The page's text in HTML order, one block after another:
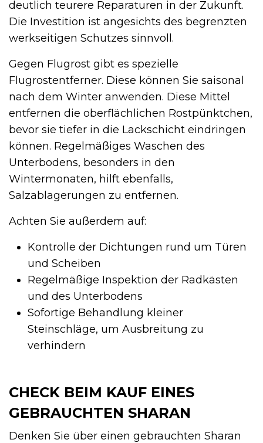
deutlich teurere Reparaturen in der Zukunft.
Die Investition ist angesichts des begrenzten
werkseitigen Schutzes sinnvoll.
Gegen Flugrost gibt es spezielle
Flugrostentferner. Diese können Sie saisonal
nach dem Winter anwenden. Diese Mittel
entfernen die oberflächlichen Rostpünktchen,
bevor sie tiefer in die Lackschicht eindringen
können. Regelmäßiges Waschen des
Unterbodens, besonders in den
Wintermonaten, hilft ebenfalls,
Salzablagerungen zu entfernen.
Achten Sie außerdem auf:
Kontrolle der Dichtungen rund um Türen
und Scheiben
Regelmäßige Inspektion der Radkästen
und des Unterbodens
Sofortige Behandlung kleiner
Steinschläge, um Ausbreitung zu
verhindern
CHECK BEIM KAUF EINES
GEBRAUCHTEN SHARAN
Denken Sie über einen gebrauchten Sharan